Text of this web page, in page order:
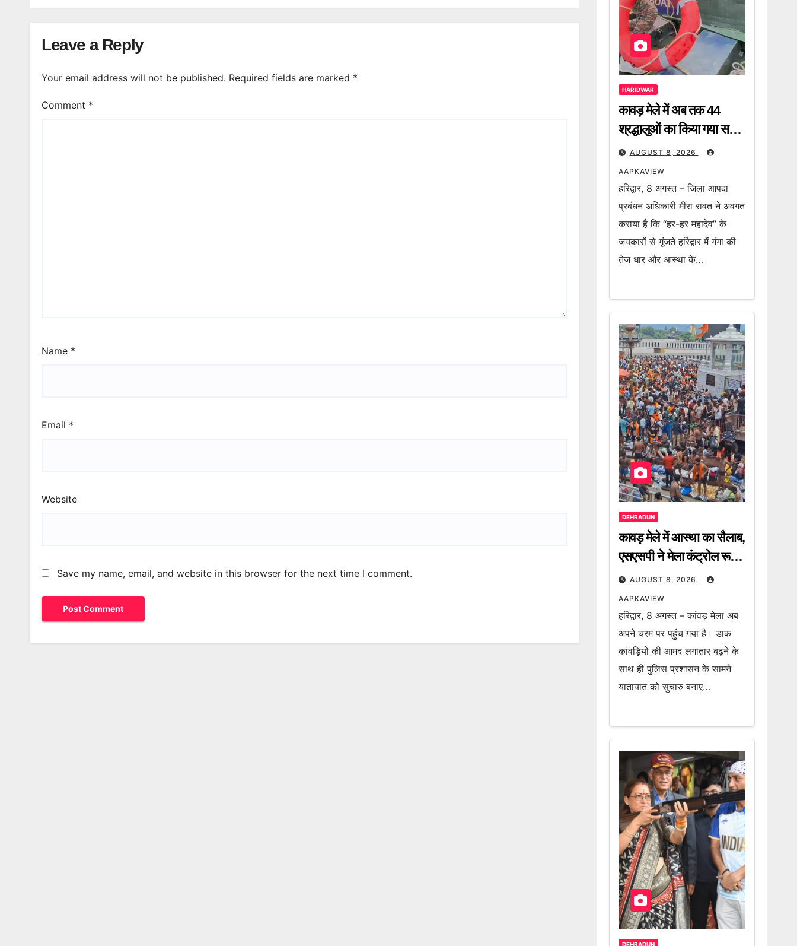
Leave a Reply
Your email address will not be published. Required fields are marked *
Comment *
Name *
Email *
Website
Save my name, email, and website in this browser for the next time I comment.
HARIDWAR
कावड़ मेले में अब तक 44
श्रद्धालुओं का किया गया सफल
रेस्क्यूAUGUST 8, 2026
AAPKAVIEW
हरिद्वार, 8 अगस्त – जिला आपदा
प्रबंधन अधिकारी मीरा रावत ने अवगत
कराया है कि “हर-हर महादेव” के
जयकारों से गूंजते हरिद्वार में गंगा की
तेज धार और आस्था के…
DEHRADUN
कावड़ मेले में आस्था का सैलाब,
एसएसपी ने मेला कंट्रोल रूम
से कांवड़ियों की आवाजाही,
पार्किंग व्यवस्था और हाईवे की
स्थिति का लिया जायजा
AUGUST 8, 2026
AAPKAVIEW
हरिद्वार, 8 अगस्त – कांवड़ मेला अब
अपने चरम पर पहुंच गया है। डाक
कांवड़ियों की आमद लगातार बढ़ने के
साथ ही पुलिस प्रशासन के सामने
यातायात को सुचारु बनाए…
DEHRADUN